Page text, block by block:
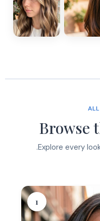
Browse
Explore every
1